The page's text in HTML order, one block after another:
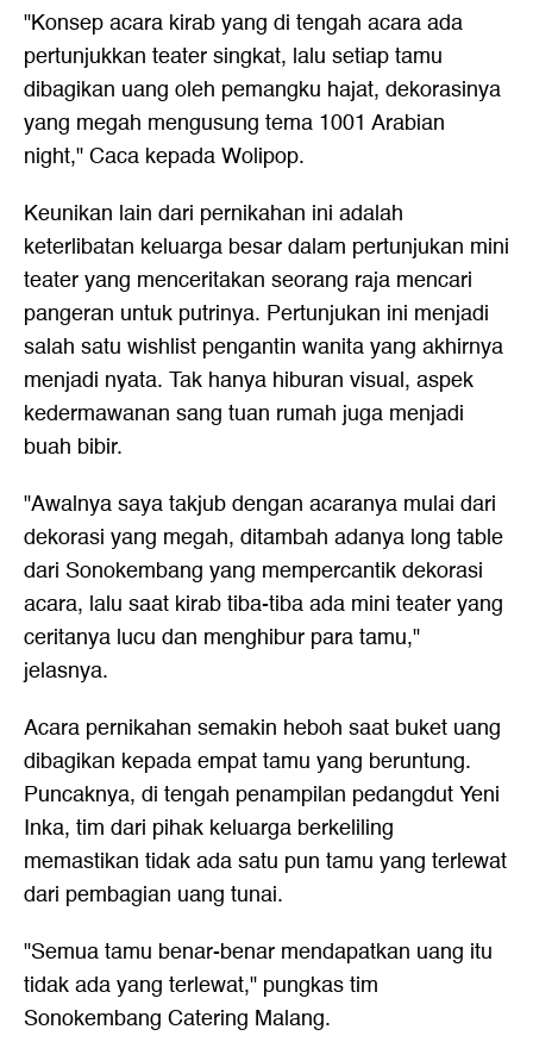
"Konsep acara kirab yang di tengah acara ada
pertunjukkan teater singkat, lalu setiap tamu
dibagikan uang oleh pemangku hajat, dekorasinya
yang megah mengusung tema 1001 Arabian
night," Caca kepada Wolipop.
Keunikan lain dari pernikahan ini adalah
keterlibatan keluarga besar dalam pertunjukan mini
teater yang menceritakan seorang raja mencari
pangeran untuk putrinya. Pertunjukan ini menjadi
salah satu wishlist pengantin wanita yang akhirnya
menjadi nyata. Tak hanya hiburan visual, aspek
kedermawanan sang tuan rumah juga menjadi
buah bibir.
"Awalnya saya takjub dengan acaranya mulai dari
dekorasi yang megah, ditambah adanya long table
dari Sonokembang yang mempercantik dekorasi
acara, lalu saat kirab tiba-tiba ada mini teater yang
ceritanya lucu dan menghibur para tamu,"
jelasnya.
Acara pernikahan semakin heboh saat buket uang
dibagikan kepada empat tamu yang beruntung.
Puncaknya, di tengah penampilan pedangdut Yeni
Inka, tim dari pihak keluarga berkeliling
memastikan tidak ada satu pun tamu yang terlewat
dari pembagian uang tunai.
"Semua tamu benar-benar mendapatkan uang itu
tidak ada yang terlewat," pungkas tim
Sonokembang Catering Malang.